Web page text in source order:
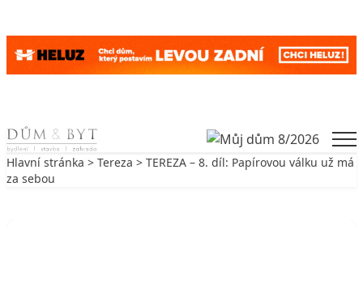
Skip to content
Hlavní stránka > Tereza > TEREZA – 8. díl: Papírovou válku už má
za sebou